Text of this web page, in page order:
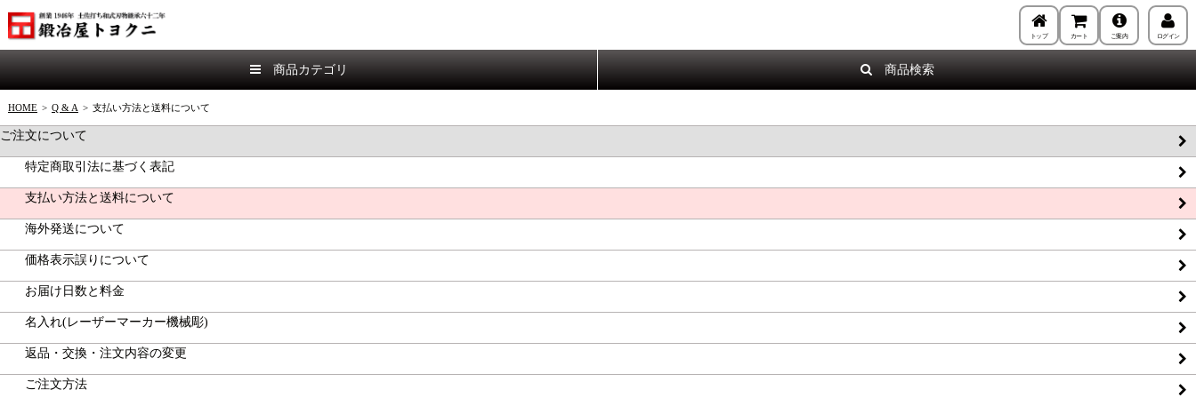
トップ カート ご案内 ログイン
商品カテゴリ 商品検索
HOME > Q & A > 支払い方法と送料について
ご注文について
特定商取引法に基づく表記
支払い方法と送料について
海外発送について
価格表示誤りについて
お届け日数と料金
名入れ(レーザーマーカー機械彫)
返品・交換・注文内容の変更
ご注文方法